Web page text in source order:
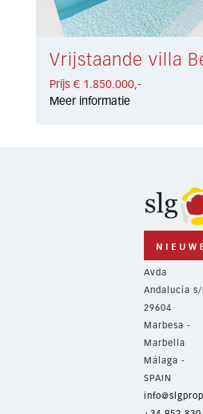
Prijs € 1.850.000,-
Meer informatie
Avda
Andalucía s/
29604
Marbesa -
Marbella
Málaga -
SPAIN